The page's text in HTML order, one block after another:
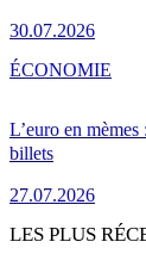
30.07.2026
L’euro en
billets
27.07.2026
ÉCONOMIE
LES PLUS